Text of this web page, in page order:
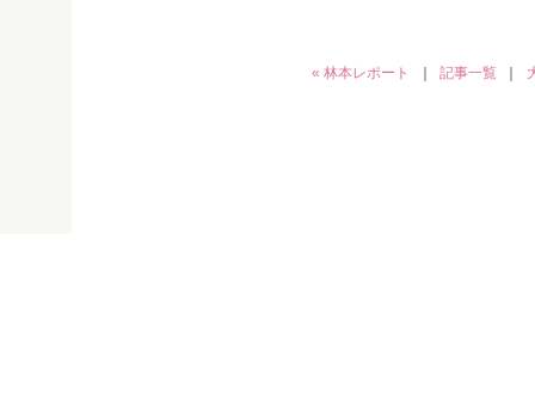
« 林本レポート ｜記事一覧